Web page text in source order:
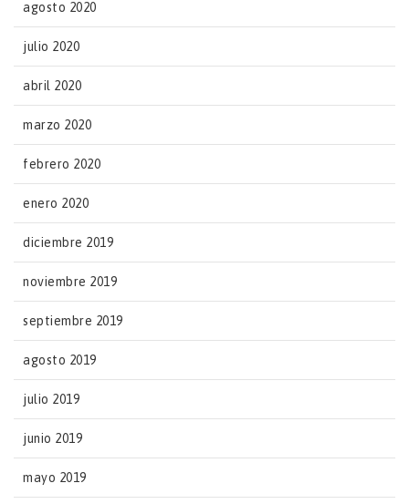
agosto 2020
julio 2020
abril 2020
marzo 2020
febrero 2020
enero 2020
diciembre 2019
noviembre 2019
septiembre 2019
agosto 2019
julio 2019
junio 2019
mayo 2019